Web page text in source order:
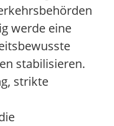
werde eine
stabilisieren.
strikte